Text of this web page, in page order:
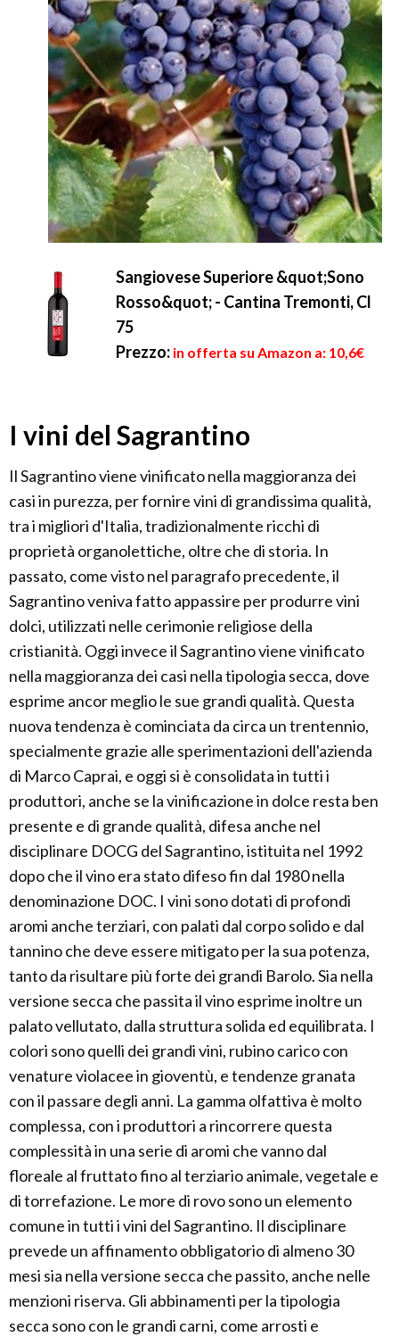
Sangiovese Superiore &quot;Sono
Rosso&quot; - Cantina Tremonti, Cl
75
Prezzo: in offerta su Amazon a: 10,6€
I vini del Sagrantino
Il Sagrantino viene vinificato nella maggioranza dei
casi in purezza, per fornire vini di grandissima qualità,
tra i migliori d'Italia, tradizionalmente ricchi di
proprietà organolettiche, oltre che di storia. In
passato, come visto nel paragrafo precedente, il
Sagrantino veniva fatto appassire per produrre vini
dolci, utilizzati nelle cerimonie religiose della
cristianità. Oggi invece il Sagrantino viene vinificato
nella maggioranza dei casi nella tipologia secca, dove
esprime ancor meglio le sue grandi qualità. Questa
nuova tendenza è cominciata da circa un trentennio,
specialmente grazie alle sperimentazioni dell'azienda
di Marco Caprai, e oggi si è consolidata in tutti i
produttori, anche se la vinificazione in dolce resta ben
presente e di grande qualità, difesa anche nel
disciplinare DOCG del Sagrantino, istituita nel 1992
dopo che il vino era stato difeso fin dal 1980 nella
denominazione DOC. I vini sono dotati di profondi
aromi anche terziari, con palati dal corpo solido e dal
tannino che deve essere mitigato per la sua potenza,
tanto da risultare più forte dei grandi Barolo. Sia nella
versione secca che passita il vino esprime inoltre un
palato vellutato, dalla struttura solida ed equilibrata. I
colori sono quelli dei grandi vini, rubino carico con
venature violacee in gioventù, e tendenze granata
con il passare degli anni. La gamma olfattiva è molto
complessa, con i produttori a rincorrere questa
complessità in una serie di aromi che vanno dal
floreale al fruttato fino al terziario animale, vegetale e
di torrefazione. Le more di rovo sono un elemento
comune in tutti i vini del Sagrantino. Il disciplinare
prevede un affinamento obbligatorio di almeno 30
mesi sia nella versione secca che passito, anche nelle
menzioni riserva. Gli abbinamenti per la tipologia
secca sono con le grandi carni, come arrosti e